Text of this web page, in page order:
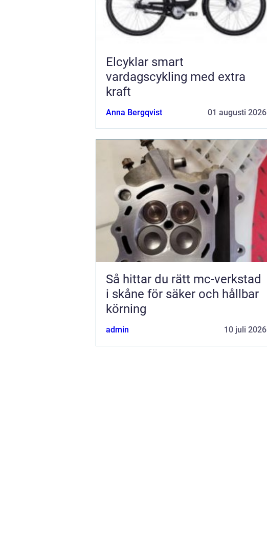
Elcyklar smart
vardagscykling med extra
kraft
Anna Bergqvist 01 augusti 2026
Så hittar du rätt mc-verkstad
i skåne för säker och hållbar
körning
admin 10 juli 2026